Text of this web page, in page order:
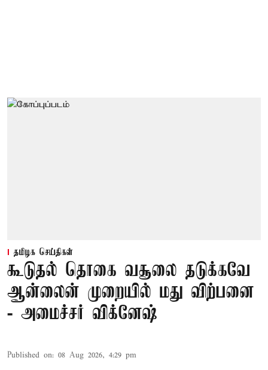
தமிழக செய்திகள்
கூடுதல் தொகை வசூலை தடுக்கவே
ஆன்லைன் முறையில் மது விற்பனை
- அமைச்சர் விக்னேஷ்
Published on: 08 Aug 2026, 4:29 pm